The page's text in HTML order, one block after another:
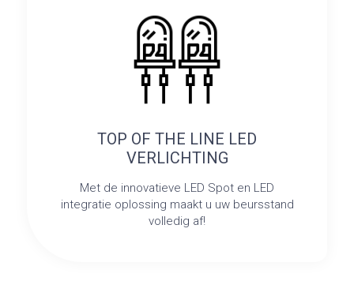
TOP OF THE LINE LED
VERLICHTING
Met de innovatieve LED Spot en LED
integratie oplossing maakt u uw beursstand
volledig af!